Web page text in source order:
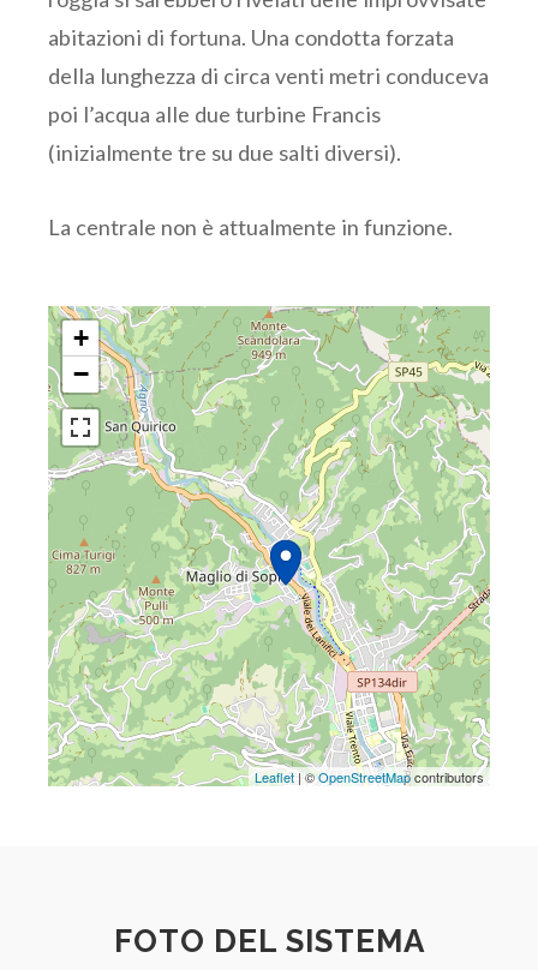
abitazioni di fortuna. Una condotta forzata
della lunghezza di circa venti metri conduceva
poi l’acqua alle due turbine Francis
(inizialmente tre su due salti diversi).
La centrale non è attualmente in funzione.
+
−
Leaflet | ©OpenStreetMapcontributors
FOTO DEL SISTEMA